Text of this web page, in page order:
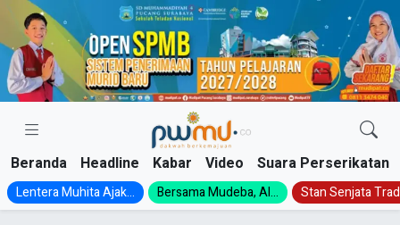
Skip
content
Beranda Headline Kabar Video Suara Perserikatan
Lentera Muhita Ajak... Bersama Mudeba, Al... Stan Senjata